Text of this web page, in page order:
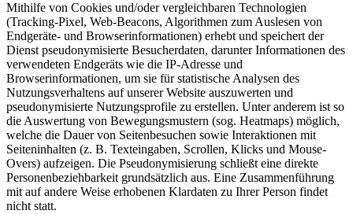
Mithilfe von Cookies und/oder vergleichbaren Technologien
(Tracking-Pixel, Web-Beacons, Algorithmen zum Auslesen von
Endgeräte- und Browserinformationen) erhebt und speichert der
Dienst pseudonymisierte Besucherdaten, darunter Informationen des
verwendeten Endgeräts wie die IP-Adresse und
Browserinformationen, um sie für statistische Analysen des
Nutzungsverhaltens auf unserer Website auszuwerten und
pseudonymisierte Nutzungsprofile zu erstellen. Unter anderem ist so
die Auswertung von Bewegungsmustern (sog. Heatmaps) möglich,
welche die Dauer von Seitenbesuchen sowie Interaktionen mit
Seiteninhalten (z. B. Texteingaben, Scrollen, Klicks und Mouse-
Overs) aufzeigen. Die Pseudonymisierung schließt eine direkte
Personenbeziehbarkeit grundsätzlich aus. Eine Zusammenführung
mit auf andere Weise erhobenen Klardaten zu Ihrer Person findet
nicht statt.